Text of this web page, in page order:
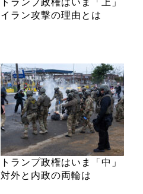
トランプ政権はいま「上」
イラン攻撃の理由とは
トランプ政権はいま「中」
対外と内政の両輪は